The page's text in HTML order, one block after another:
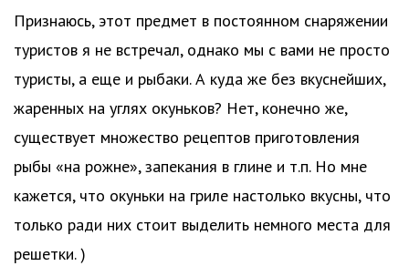
Признаюсь, этот предмет в постоянном снаряжении
туристов я не встречал, однако мы с вами не просто
туристы, а еще и рыбаки. А куда же без вкуснейших,
жаренных на углях окуньков? Нет, конечно же,
существует множество рецептов приготовления
рыбы «на рожне», запекания в глине и т.п. Но мне
кажется, что окуньки на гриле настолько вкусны, что
только ради них стоит выделить немного места для
решетки. )